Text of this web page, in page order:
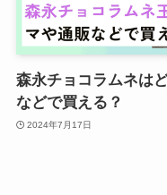
森永チョコラムネは
などで買える？
2024年7月17日